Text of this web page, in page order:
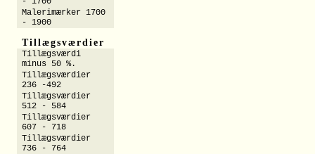
Malerimærker 1700
- 1900
Tillægsværdier
Tillægsværdi
minus 50 %.
Tillægsværdier
236 -492
Tillægsværdier
512 - 584
Tillægsværdier
607 - 718
Tillægsværdier
736 - 764